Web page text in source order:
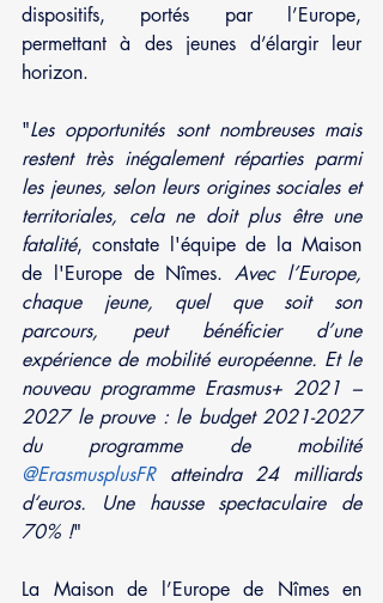
dispositifs, portés par l’Europe,
permettant à des jeunes d’élargir leur
horizon.
"Les opportunités sont nombreuses mais
restent très inégalement réparties parmi
les jeunes, selon leurs origines sociales et
territoriales, cela ne doit plus être une
fatalité, constate l'équipe de la Maison
de l'Europe de Nîmes. Avec l’Europe,
chaque jeune, quel que soit son
parcours, peut bénéficier d’une
expérience de mobilité européenne. Et le
nouveau programme Erasmus+ 2021 –
2027 le prouve : le budget 2021-2027
du programme de mobilité
@ErasmusplusFR atteindra 24 milliards
d‘euros. Une hausse spectaculaire de
70% !"
La Maison de l’Europe de Nîmes en